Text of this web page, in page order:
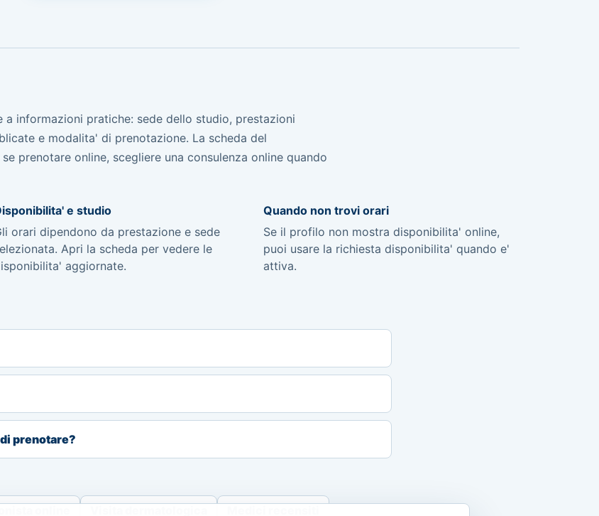
informazioni pratiche: sede dello studio, prestazioni
e modalita' di prenotazione. La scheda del
prenotare online, scegliere una consulenza online quando
e studio
orari dipendono da prestazione e sede
Apri la scheda per vedere le
aggiornate.
Quando non trovi orari
Se il profilo non mostra disponibilita' online,
puoi usare la richiesta disponibilita' quando e'
attiva.
prenotare?